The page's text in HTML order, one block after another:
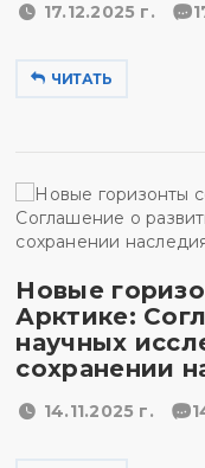
17.12.2025 г.
ЧИТАТЬ
Новые
Арктике:
научных
сохранении
14.11.2025 г.